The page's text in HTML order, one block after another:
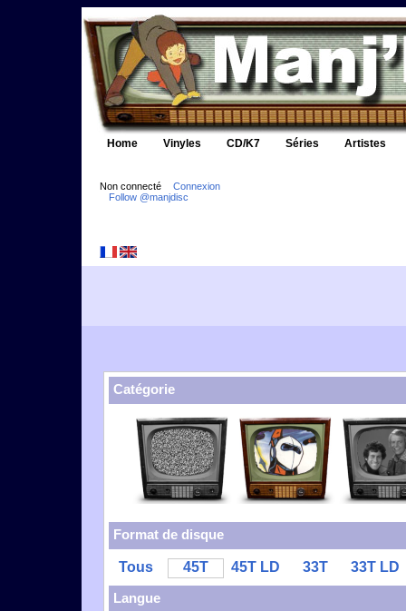
Home Vinyles CD/K7 Séries Artistes
Non connecté
Connexion
Follow @manjdisc
Catégorie
Format de disque
Tous 45T 45T LD 33T
33T LD
Langue